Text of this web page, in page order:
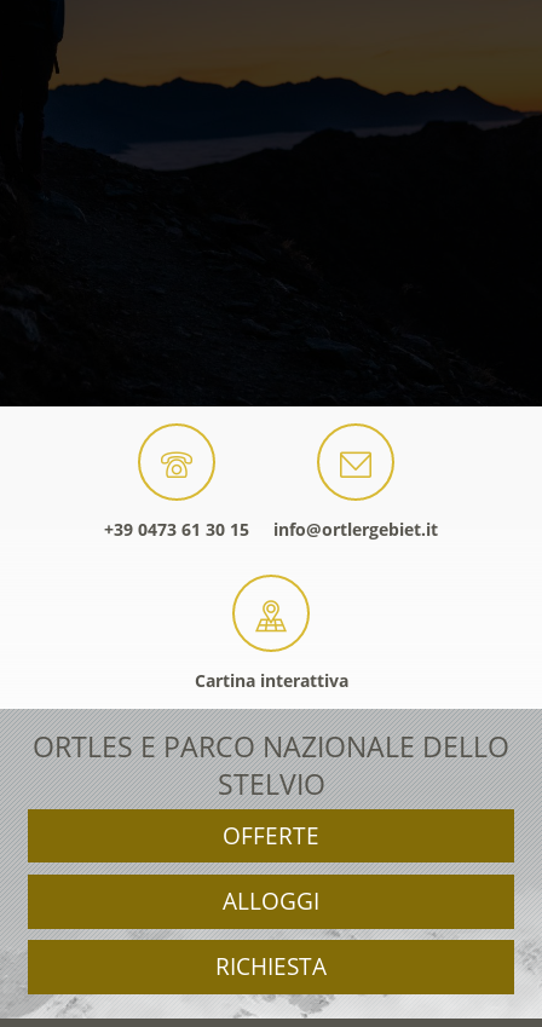
+39 0473 61 30 15 info@ortlergebiet.it
Cartina interattiva
ORTLES E PARCO NAZIONALE DELLO
STELVIO
OFFERTE
ALLOGGI
RICHIESTA